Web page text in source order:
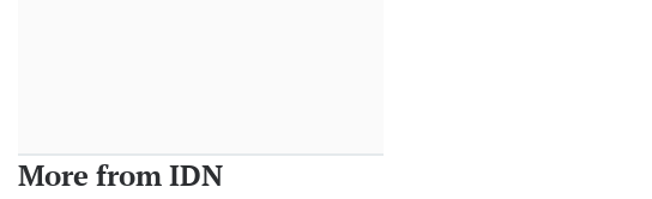
More from IDN